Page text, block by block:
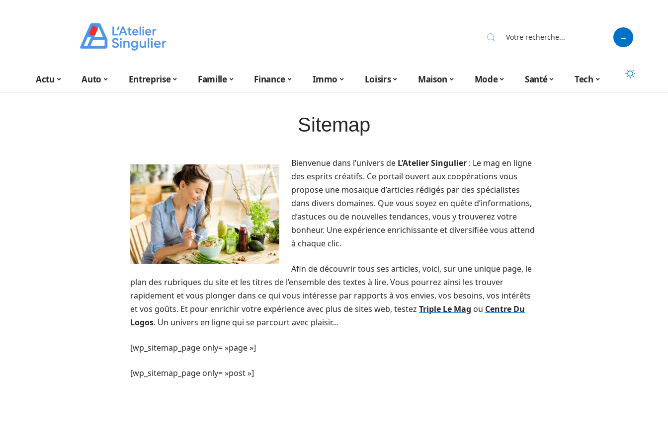
Actu Auto Entreprise Famille Finance Immo Loisirs Maison Mode Santé Tech
Sitemap
Bienvenue dans l’univers de L’Atelier Singulier : Le mag en ligne
des esprits créatifs. Ce portail ouvert aux coopérations vous
propose une mosaïque d’articles rédigés par des spécialistes
dans divers domaines. Que vous soyez en quête d’informations,
d’astuces ou de nouvelles tendances, vous y trouverez votre
bonheur. Une expérience enrichissante et diversifiée vous attend
à chaque clic.
Afin de découvrir tous ses articles, voici, sur une unique page, le
plan des rubriques du site et les titres de l’ensemble des textes à lire. Vous pourrez ainsi les trouver
rapidement et vous plonger dans ce qui vous intéresse par rapports à vos envies, vos besoins, vos intérêts
et vos goûts. Et pour enrichir votre expérience avec plus de sites web, testez Triple Le Mag ou Centre Du
Logos. Un univers en ligne qui se parcourt avec plaisir…
[wp_sitemap_page only= »page »]
[wp_sitemap_page only= »post »]